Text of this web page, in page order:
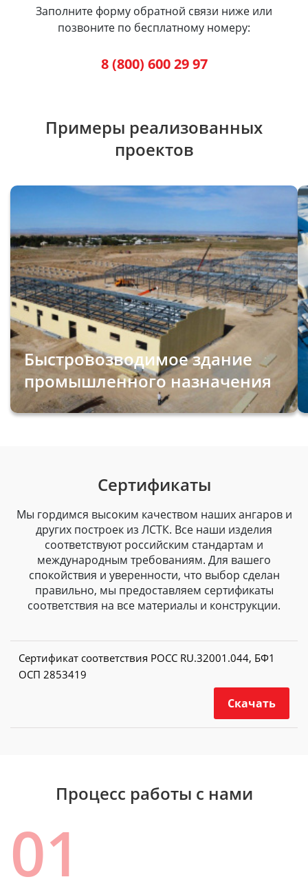
Заполните форму обратной связи ниже или
позвоните по бесплатному номеру:
8 (800) 600 29 97
Примеры реализованных
проектов
Быстровозводимое здание
промышленного назначения
Сертификаты
Мы гордимся высоким качеством наших ангаров и
других построек из ЛСТК. Все наши изделия
соответствуют российским стандартам и
международным требованиям. Для вашего
спокойствия и уверенности, что выбор сделан
правильно, мы предоставляем сертификаты
соответствия на все материалы и конструкции.
Сертификат соответствия РОСС RU.32001.044, БФ1
ОСП 2853419
Скачать
Процесс работы с нами
01